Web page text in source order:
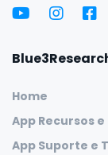
Home
App Recursos e
App Suporte e